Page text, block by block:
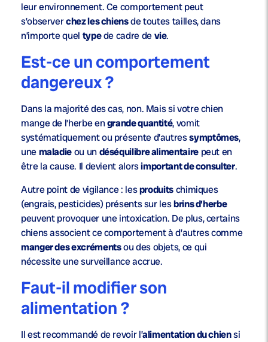
leur environnement. Ce comportement peut
s’observerchez les chiensde toutes tailles, dans
n’importe quel typede cadre devie.
Est-ce un comportement
dangereux ?
Dans la majorité des cas, non. Mais si votre chien
mange de l’herbe engrande quantité, vomit
systématiquement ou présente d’autressymptômes,
unemaladieou undéséquilibre alimentairepeut en
être la cause. Il devient alorsimportant de consulter.
Autre point de vigilance : lesproduitschimiques
(engrais, pesticides) présents sur lesbrins d’herbe
peuvent provoquer une intoxication. De plus, certains
chiens associent ce comportement à d’autres comme
manger des excrémentsou des objets, ce qui
nécessite une surveillance accrue.
Faut-il modifier son
alimentation ?
Il est recommandé de revoir l’alimentation du chiensi